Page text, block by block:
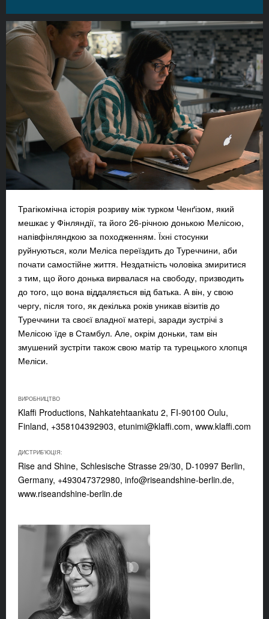
Трагікомічна історія розриву між турком Ченґізом, який
мешкає у Фінляндії, та його 26-річною донькою Мелісою,
напівфінляндкою за походженням. Їхні стосунки
руйнуються, коли Меліса переїздить до Туреччини, аби
почати самостійне життя. Нездатність чоловіка змиритися
з тим, що його донька вирвалася на свободу, призводить
до того, що вона віддаляється від батька. А він, у свою
чергу, після того, як декілька років уникав візитів до
Туреччини та своєї владної матері, заради зустрічі з
Мелісою їде в Стамбул. Але, окрім доньки, там він
змушений зустріти також свою матір та турецького хлопця
Меліси.
ВИРОБНИЦТВО
Klaffi Productions, Nahkatehtaankatu 2, FI-90100 Oulu,
Finland, +358104392903, etunimi@klaffi.com, www.klaffi.com
ДИСТРИБ'ЮЦІЯ:
Rise and Shine, Schlesische Strasse 29/30, D-10997 Berlin,
Germany, +493047372980, info@riseandshine-berlin.de,
www.riseandshine-berlin.de